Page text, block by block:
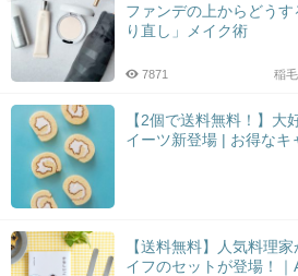
ファンデの上からどう
り直し」メイク術
稲
7871
【2個で送料無料！】大
イーツ新登場 | お得なキ
【送料無料】人気料理
イフのセットが登場！｜